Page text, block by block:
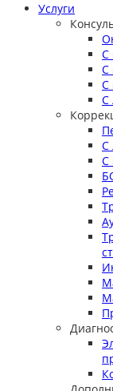
Услуги
С
С
С
С
С
С